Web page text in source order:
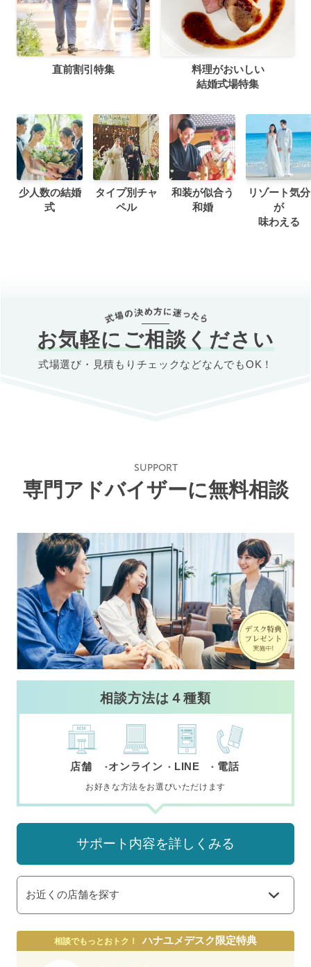
直前割引特集
料理がおいしい
結婚式場特集
少人数の結婚
式
タイプ別チャ
ペル
和装が似合う
和婚
リゾート気分
が
味わえる
お気軽にご相談ください
式場選び・見積もりチェックなどなんでもOK！
SUPPORT
専門アドバイザーに無料相談
相談方法は４種類
店舗 オンライン LINE 電話
お好きな方法をお選びいただけます
サポート内容を詳しくみる
お近くの店舗を探す
相談でもっとおトク！ ハナユメデスク限定特典